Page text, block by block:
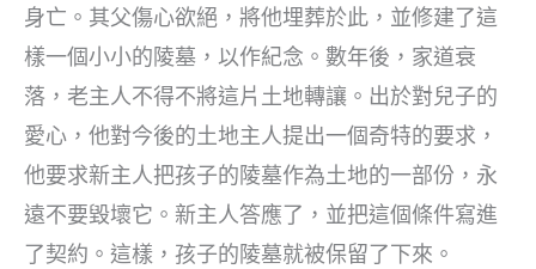
身亡。其父傷心欲絕，將他埋葬於此，並修建了這
樣一個小小的陵墓，以作紀念。數年後，家道衰
落，老主人不得不將這片土地轉讓。出於對兒子的
愛心，他對今後的土地主人提出一個奇特的要求，
他要求新主人把孩子的陵墓作為土地的一部份，永
遠不要毀壞它。新主人答應了，並把這個條件寫進
了契約。這樣，孩子的陵墓就被保留了下來。